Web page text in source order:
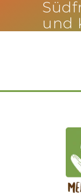
und